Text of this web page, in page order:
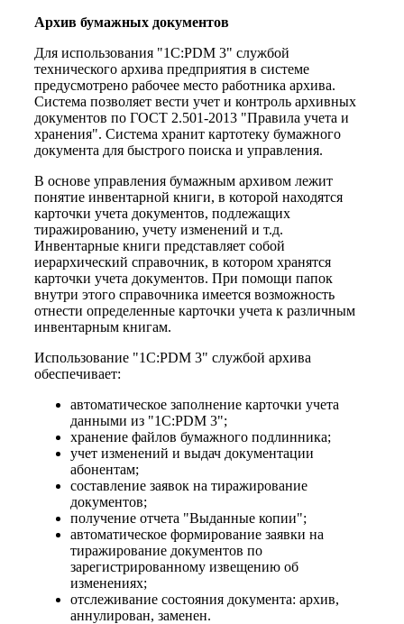
Архив бумажных документов
Для использования "1С:PDM 3" службой
технического архива предприятия в системе
предусмотрено рабочее место работника архива.
Система позволяет вести учет и контроль архивных
документов по ГОСТ 2.501-2013 "Правила учета и
хранения". Система хранит картотеку бумажного
документа для быстрого поиска и управления.
В основе управления бумажным архивом лежит
понятие инвентарной книги, в которой находятся
карточки учета документов, подлежащих
тиражированию, учету изменений и т.д.
Инвентарные книги представляет собой
иерархический справочник, в котором хранятся
карточки учета документов. При помощи папок
внутри этого справочника имеется возможность
отнести определенные карточки учета к различным
инвентарным книгам.
Использование "1С:PDM 3" службой архива
обеспечивает:
автоматическое заполнение карточки учета
данными из "1С:PDM 3";
хранение файлов бумажного подлинника;
учет изменений и выдач документации
абонентам;
составление заявок на тиражирование
документов;
получение отчета "Выданные копии";
автоматическое формирование заявки на
тиражирование документов по
зарегистрированному извещению об
изменениях;
отслеживание состояния документа: архив,
аннулирован, заменен.